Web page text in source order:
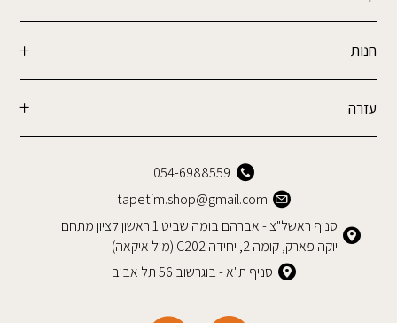
חנות
עזרה
054-6988559
tapetim.shop@gmail.com
סניף ראשל"צ - אברהם בומה שביט 1 ראשון לציון מתחם
יוקה פארק, קומה 2, יחידה C202 (מול איקאה)
סניף ת"א - בוגרשוב 56 תל אביב